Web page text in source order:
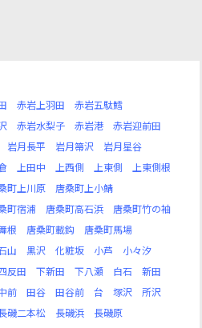
赤岩上羽田
赤岩五駄鱈
赤岩水梨子 赤岩港
赤岩迎前田
岩月長平 岩月箒沢
岩月星谷
上田中 上西側 上東側
上東側根
町上川原
唐桑町上小鯖
町宿浦 唐桑町高石浜
唐桑町竹の袖
根 唐桑町載鈎
唐桑町馬場
山 黒沢 化粧坂 小芦
小々汐
反田 下新田 下八瀬 白石
新田
前 田谷 田谷前 台 塚沢
所沢
磯二本松 長磯浜
長磯原